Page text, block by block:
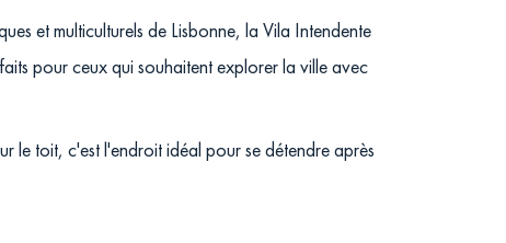
et multiculturels de Lisbonne, la Vila Intendente
pour ceux qui souhaitent explorer la ville avec
le toit, c'est l'endroit idéal pour se détendre après